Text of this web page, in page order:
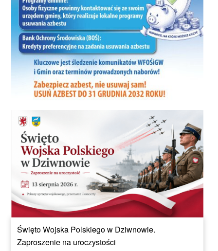
Święto Wojska Polskiego w Dziwnowie.
Zaproszenie na uroczystości